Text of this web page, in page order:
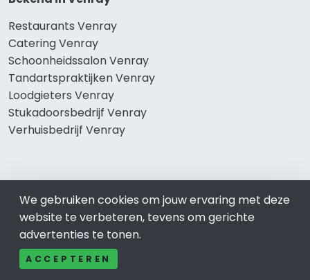
Restaurants Venray
Catering Venray
Schoonheidssalon Venray
Tandartspraktijken Venray
Loodgieters Venray
Stukadoorsbedrijf Venray
Verhuisbedrijf Venray
Winkelen Venray
Meubel-Woonwinkel Venray
Appartementen- en Kamerverhuur Venray
Camping Venray
We gebruiken cookies om jouw ervaring met deze
website te verbeteren, tevens om gerichte
advertenties te tonen.
ACCEPTEREN